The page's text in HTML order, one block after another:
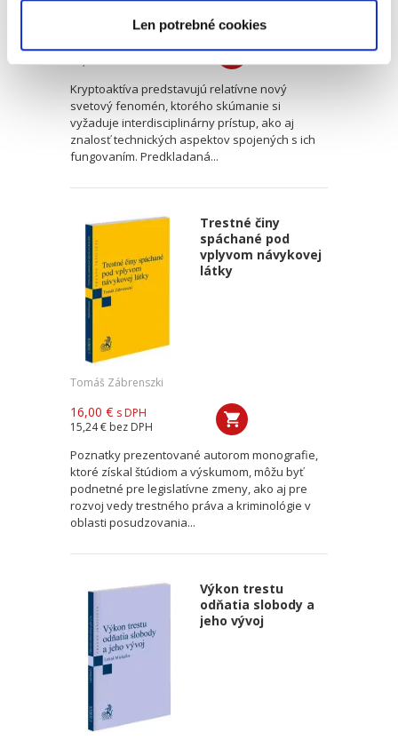
Len potrebné cookies
Marko Putera
22,00 € s DPH
20,95 €bez DPH
Kryptoaktíva predstavujú relatívne nový
svetový fenomén, ktorého skúmanie si
vyžaduje interdisciplinárny prístup, ako aj
znalosť technických aspektov spojených s ich
fungovaním. Predkladaná...
Trestné činy
spáchané pod
vplyvom návykovej
látky
Tomáš Zábrenszki
16,00 € s DPH
15,24 € bez DPH
Poznatky prezentované autorom monografie,
ktoré získal štúdiom a výskumom, môžu byť
podnetné pre legislatívne zmeny, ako aj pre
rozvoj vedy trestného práva a kriminológie v
oblasti posudzovania...
Výkon trestu
odňatia slobody a
jeho vývoj